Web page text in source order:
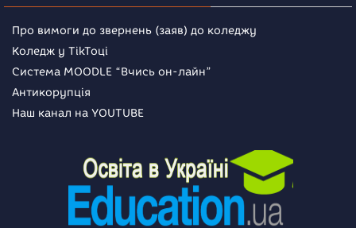
Про вимоги до звернень (заяв) до коледжу
Коледж у TikToці
Система MOODLE “Вчись он-лайн”
Антикорупція
Наш канал на YOUTUBE